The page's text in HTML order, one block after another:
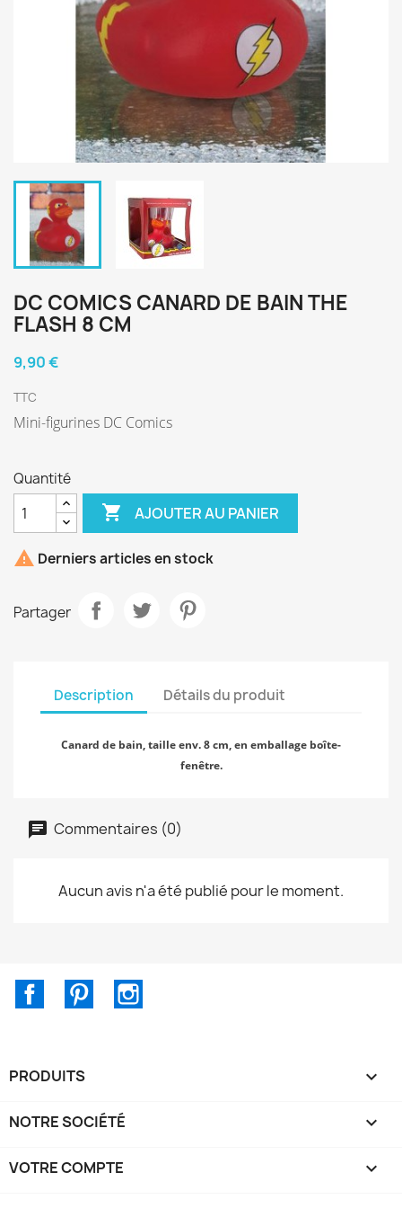
DC COMICS CANARD DE BAIN THE
FLASH 8 CM
9,90 €
TTC
Mini-figurines DC Comics
Quantité
 AJOUTER AU PANIER
 Derniers articles en stock
Partager
Description Détails du produit
Canard de bain, taille env. 8 cm, en emballage boîte-
fenêtre.
Commentaires (0)
Aucun avis n'a été publié pour le moment.
FacebookPinterest
PRODUITS 
NOTRE SOCIÉTÉ 
VOTRE COMPTE 